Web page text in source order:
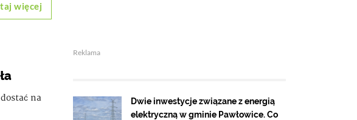
więcej
na
Reklama
Dwie inwestycje związane z energią
elektryczną w gminie Pawłowice. Co